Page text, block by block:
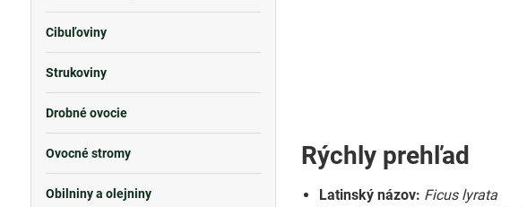
Rýchly prehľad
Latinský názov: Ficus lyrata
Cibuľoviny
Strukoviny
Drobné ovocie
Ovocné stromy
Obilniny a olejniny